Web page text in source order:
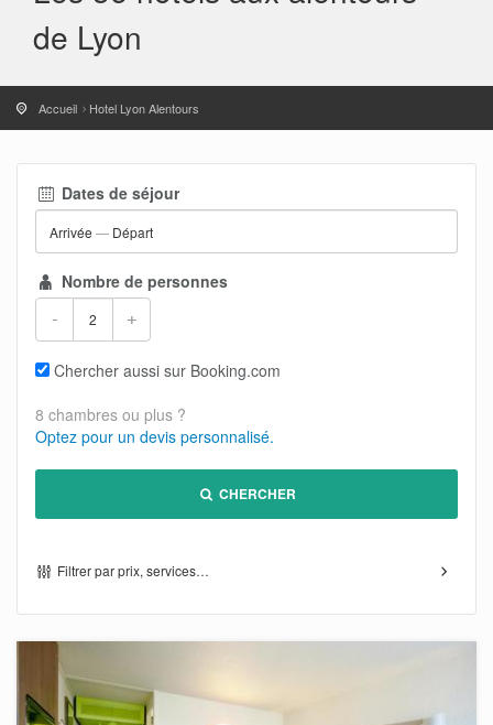
de Lyon
Accueil Hotel Lyon Alentours
Dates de séjour
Arrivée — Départ
Nombre de personnes
- +
Chercher aussi sur Booking.com
8 chambres ou plus ?
Optez pour un devis personnalisé.
CHERCHER
Filtrer par prix, services…